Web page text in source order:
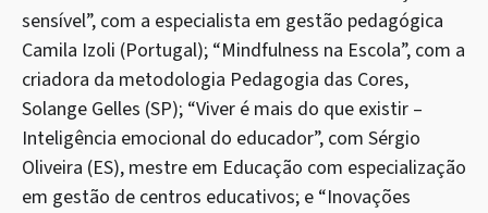
sensível”, com a especialista em gestão pedagógica
Camila Izoli (Portugal); “Mindfulness na Escola”, com a
criadora da metodologia Pedagogia das Cores,
Solange Gelles (SP); “Viver é mais do que existir –
Inteligência emocional do educador”, com Sérgio
Oliveira (ES), mestre em Educação com especialização
em gestão de centros educativos; e “Inovações